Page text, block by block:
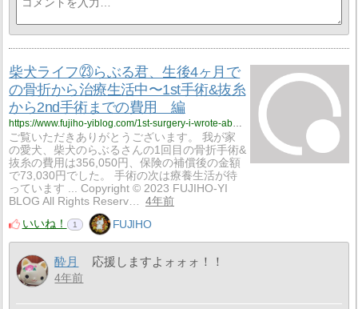
柴犬ライフ㉓らぶる君、生後4ヶ月で
の骨折から治療生活中〜1st手術&抜糸
から2nd手術までの費用 編
https://www.fujiho-yiblog.com/1st-surgery-i-wrote-about-how-to-deal-with-the-problems-of-life-after-discharge-from-the-hospital/
ご覧いただきありがとうございます。 我が家
の愛犬、柴犬のらぶるさんの1回目の骨折手術&
抜糸の費用は356,050円、保険の補償後の金額
で73,030円でした。 手術の次は療養生活が待
っています ... Copyright © 2023 FUJIHO-YI
BLOG All Rights Reserv…
4年前
いいね！
1 FUJIHO
酔月 応援しますよォォォ！！
4年前